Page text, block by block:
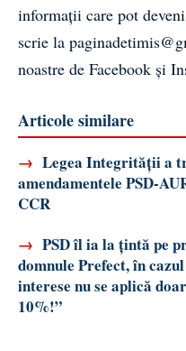
informații care pot
scrie la
noastre de Facebook și
Articole similare
→ Legea Integrității a
amendamentele PSD-
CCR
→ PSD îl ia la țintă pe
domnule Prefect, în
interese nu se aplică
10%!”